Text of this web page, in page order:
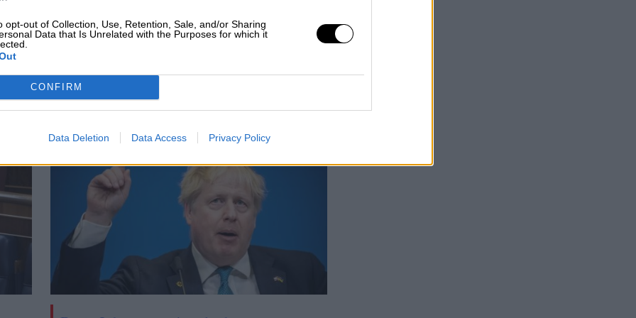
opt-out of Collection, Use, Retention, Sale, and/or Sharing
Data that Is Unrelated with the Purposes for which it
CONFIRM
Data Deletion Data Access Privacy Policy
del Consejo Escolar del Estado; José Ignacio
Rueda, fundadora y presidenta de
Ministerio de Educación y Formación Profesional